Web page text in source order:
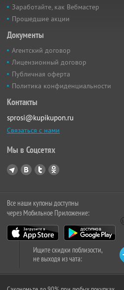
Заработайте, как Вебмастер
Прошедшие акции
Документы
Агентский договор
Лицензионный договор
Публичная оферта
Политика конфиденциальности
Контакты
sprosi@kupikupon.ru
Связаться с нами
Мы в Соцсетях
Все наши купоны доступны
через Мобильное Приложение:
Ищите скидки поблизости,
не выходя из чата: